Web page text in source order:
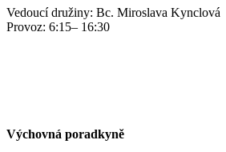
Vedoucí družiny: Bc. Miroslava Kynclová
Provoz: 6:15– 16:30
Výchovná poradkyně